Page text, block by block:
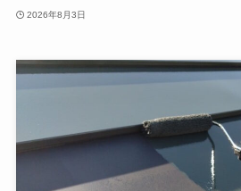
2026年8月3日